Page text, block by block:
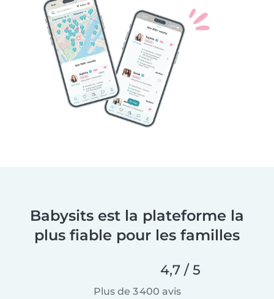
Babysits est la plateforme la
plus fiable pour les familles
4,7 / 5
Plus de 3 400 avis